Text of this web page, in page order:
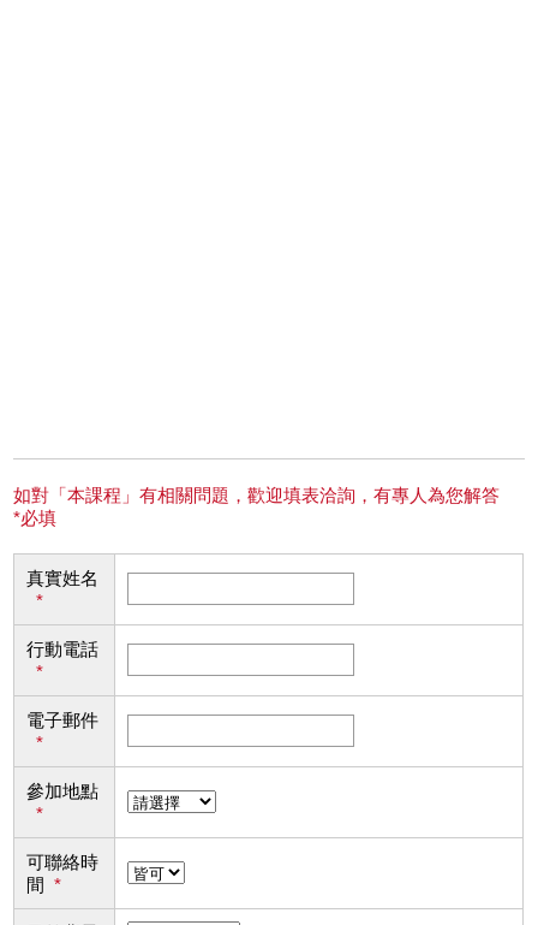
如對「本課程」有相關問題，歡迎填表洽詢，有專人為您解答
*必填
真實姓名
*
行動電話
*
電子郵件
*
參加地點
*
可聯絡時
間 *